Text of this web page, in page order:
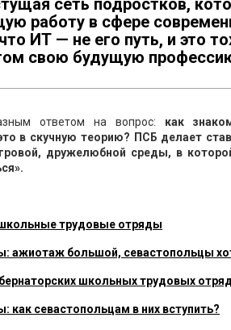
сеть подростков,
работу в сфере
ИТ — не его путь, и это
свою будущую
ответом на вопрос: как
в скучную теорию? ПСБ делает
дружелюбной среды, в
школьные трудовые отряды
ажиотаж большой, севастопольцы
школьных трудовых
севастопольцам в них вступить?